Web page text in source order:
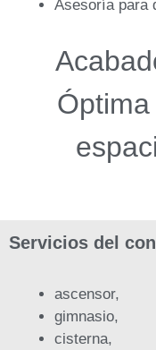
Asesoría para
Servicios del
ascensor,
gimnasio,
cisterna,